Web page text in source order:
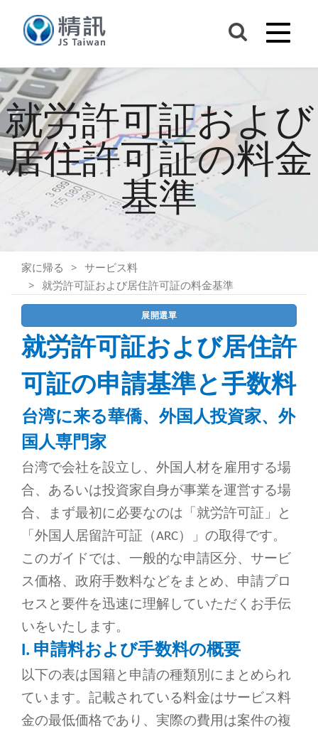
就労許可証および
居住許可証の料金
基準
家に帰る
サービス料
就労許可証および居住許可証の料金基準
展開選單
就労許可証および居住許
可証の申請基準と手数料
台湾に来る華僑、外国人投資家、外
国人専門家
台湾で会社を設立し、外国人材を雇用する場
合、あるいは投資家自身が事業を運営する場
合、まず最初に必要なのは「就労許可証」と
「外国人居留許可証（ARC）」の取得です。
このガイドでは、一般的な申請区分、サービ
ス価格、政府手数料などをまとめ、申請プロ
セスと要件を迅速に理解していただくお手伝
いをいたします。
I. 申請料および手数料の概要
以下の表は国籍と申請の種類別にまとめられ
ています。記載されている料金はサービス料
金の最低価格であり、実際の費用は案件の複